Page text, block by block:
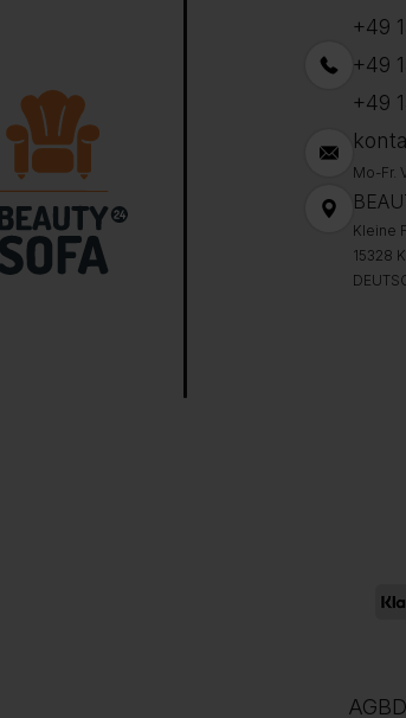
+49
+49
+49
Mo-Fr.
Kleine
15328
AGB